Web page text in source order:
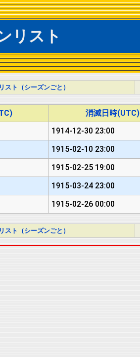
リスト
スト（シーズンごと）
消滅日時(UTC)
1914-12-30 23:00
1915-02-10 23:00
1915-02-25 19:00
1915-03-24 23:00
1915-02-26 00:00
スト（シーズンごと）